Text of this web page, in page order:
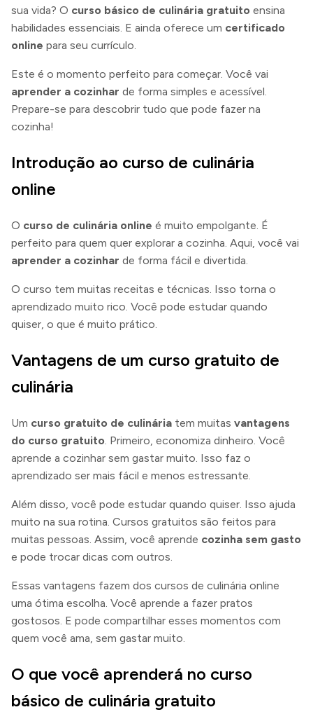
sua vida? O curso básico de culinária gratuito ensina
habilidades essenciais. E ainda oferece um certificado
online para seu currículo.
Este é o momento perfeito para começar. Você vai
aprender a cozinhar de forma simples e acessível.
Prepare-se para descobrir tudo que pode fazer na
cozinha!
Introdução ao curso de culinária
online
O curso de culinária online é muito empolgante. É
perfeito para quem quer explorar a cozinha. Aqui, você vai
aprender a cozinhar de forma fácil e divertida.
O curso tem muitas receitas e técnicas. Isso torna o
aprendizado muito rico. Você pode estudar quando
quiser, o que é muito prático.
Vantagens de um curso gratuito de
culinária
Um curso gratuito de culinária tem muitas vantagens
do curso gratuito . Primeiro, economiza dinheiro. Você
aprende a cozinhar sem gastar muito. Isso faz o
aprendizado ser mais fácil e menos estressante.
Além disso, você pode estudar quando quiser. Isso ajuda
muito na sua rotina. Cursos gratuitos são feitos para
muitas pessoas. Assim, você aprende cozinha sem gasto
e pode trocar dicas com outros.
Essas vantagens fazem dos cursos de culinária online
uma ótima escolha. Você aprende a fazer pratos
gostosos. E pode compartilhar esses momentos com
quem você ama, sem gastar muito.
O que você aprenderá no curso
básico de culinária gratuito